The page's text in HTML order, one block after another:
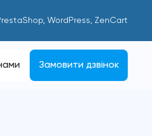
WordPress, ZenCart
Замовити дзвінок